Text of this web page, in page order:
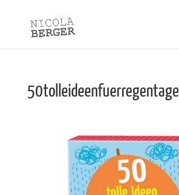
50tolleideenfuerregentage